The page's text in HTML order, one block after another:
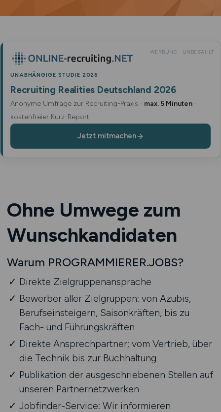
WERBUNG · UNBEZAHLT
UNABHÄNGIGE STUDIE 2026
Recruiting Realities Deutschland 2026
Anonyme Umfrage zur Recruiting-Praxis · max. 5 Minuten ·
kostenfreier Kurz-Report
Jetzt mitmachen
Ohne Umwege zum
Wunsch­kandidaten
Warum PROGRAMMIERER.JOBS?
Direkte Zielgruppenansprache
Bewerber aller Zielgruppen: von Azubis,
Berufseinsteigern, Saisonkräften, bis zu
Fach- und Führungskräften
Direkte Ansprechpartner; vom Vertrieb, über
die Technik bis zur Buchhaltung
Publikation der ausgeschriebenen Stellen auf
unseren Partnernetzwerken
Jobfinder-Service: Wir informieren